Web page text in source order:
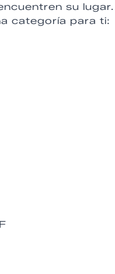
su
categoría para ti: